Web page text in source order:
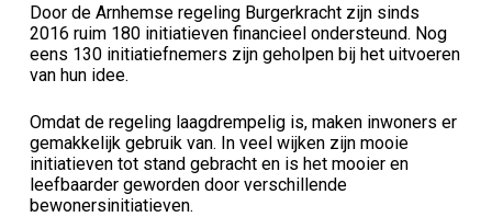
Door de Arnhemse regeling Burgerkracht zijn sinds
2016 ruim 180 initiatieven financieel ondersteund. Nog
eens 130 initiatiefnemers zijn geholpen bij het uitvoeren
van hun idee.
Omdat de regeling laagdrempelig is, maken inwoners er
gemakkelijk gebruik van. In veel wijken zijn mooie
initiatieven tot stand gebracht en is het mooier en
leefbaarder geworden door verschillende
bewonersinitiatieven.